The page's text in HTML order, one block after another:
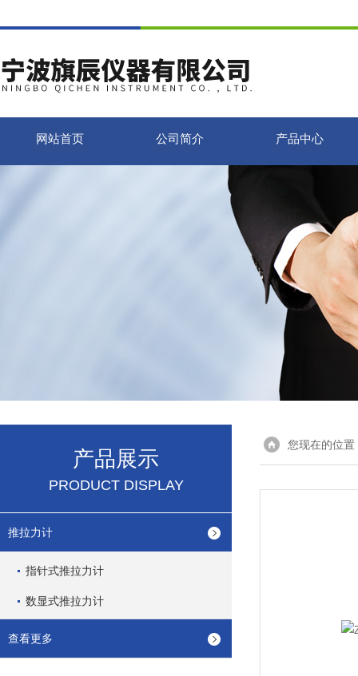
网站首页 公司简介 产品中心
产品展示
PRODUCT DISPLAY
推拉力计
指针式推拉力计
数显式推拉力计
查看更多
您现在的位置